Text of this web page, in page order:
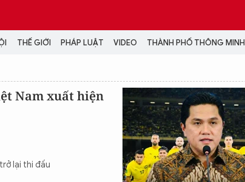
THẾ GIỚI PHÁP LUẬT VIDEO THÀNH PHỐ THÔNG MINH
VĂN HÓA - GIẢI TRÍ
VIDEO
PODCAST
ẢNH
LONGFORM
INFOGRAPHIC
Nam xuất hiện
lại thi đấu